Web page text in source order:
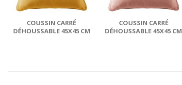
COUSSIN CARRÉ
DÉHOUSSABLE 45X45 CM
COUSSIN CARRÉ
DÉHOUSSABLE 45X45 CM